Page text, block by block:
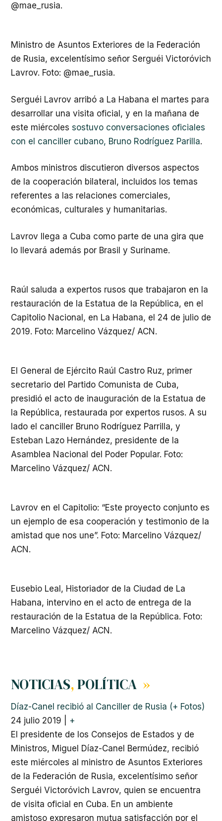
@mae_rusia.
Ministro de Asuntos Exteriores de la Federación
de Rusia, excelentísimo señor Serguéi Victoróvich
Lavrov. Foto: @mae_rusia.
Serguéi Lavrov arribó a La Habana el martes para
desarrollar una visita oficial, y en la mañana de
este miércoles sostuvo conversaciones oficiales
con el canciller cubano, Bruno Rodríguez Parilla.
Ambos ministros discutieron diversos aspectos
de la cooperación bilateral, incluidos los temas
referentes a las relaciones comerciales,
económicas, culturales y humanitarias.
Lavrov llega a Cuba como parte de una gira que
lo llevará además por Brasil y Suriname.
Raúl saluda a expertos rusos que trabajaron en la
restauración de la Estatua de la República, en el
Capitolio Nacional, en La Habana, el 24 de julio de
2019. Foto: Marcelino Vázquez/ ACN.
El General de Ejército Raúl Castro Ruz, primer
secretario del Partido Comunista de Cuba,
presidió el acto de inauguración de la Estatua de
la República, restaurada por expertos rusos. A su
lado el canciller Bruno Rodríguez Parrilla, y
Esteban Lazo Hernández, presidente de la
Asamblea Nacional del Poder Popular. Foto:
Marcelino Vázquez/ ACN.
Lavrov en el Capitolio: “Este proyecto conjunto es
un ejemplo de esa cooperación y testimonio de la
amistad que nos une”. Foto: Marcelino Vázquez/
ACN.
Eusebio Leal, Historiador de la Ciudad de La
Habana, intervino en el acto de entrega de la
restauración de la Estatua de la República. Foto:
Marcelino Vázquez/ ACN.
NOTICIAS,POLÍTICA »
Díaz-Canel recibió al Canciller de Rusia (+ Fotos)
24 julio 2019
+
El presidente de los Consejos de Estados y de
Ministros, Miguel Díaz-Canel Bermúdez, recibió
este miércoles al ministro de Asuntos Exteriores
de la Federación de Rusia, excelentísimo señor
Serguéi Victoróvich Lavrov, quien se encuentra
de visita oficial en Cuba. En un ambiente
amistoso expresaron mutua satisfacción por el